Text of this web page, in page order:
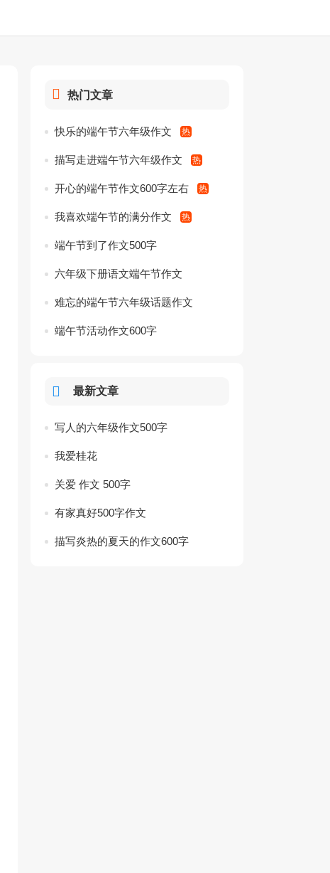
热门文章
快乐的端午节六年级作文
描写走进端午节六年级作文
开心的端午节作文600字左右
我喜欢端午节的满分作文
端午节到了作文500字
六年级下册语文端午节作文
难忘的端午节六年级话题作文
端午节活动作文600字
最新文章
写人的六年级作文500字
我爱桂花
关爱 作文 500字
有家真好500字作文
描写炎热的夏天的作文600字